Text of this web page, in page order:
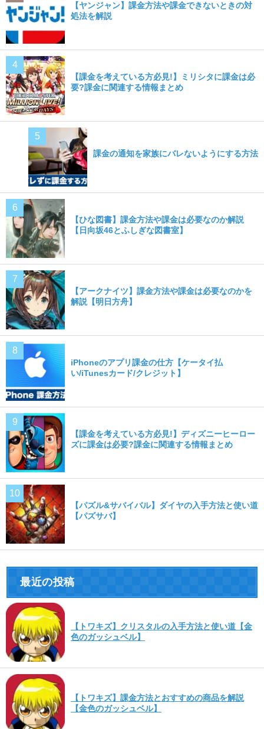
【ヤンジャン】課金方法や課金できないときの対
処法を解説
【課金を考えている方必見!】ミリシタに課金は必
要?課金に関連する情報まとめ
課金の通知を家族にバレないようにする方法
【ひな図書】課金方法や課金は必要なのか解説
【日向坂46とふしぎな図書室】
【アークナイツ】課金方法や課金は必要なのかを
解説【明日方舟】
iPhoneのアプリ課金の仕方【ケータイ払
い/iTunesカード/クレジット】
【課金を考えている方必見!】ディズニーヒーロー
ズに課金は必要?課金に関連する情報まとめ
【パズル&サバイバル】ダイヤの入手方法と使い道
【パズサバ】
最近の投稿
【トワキズ】クリスタルの入手方法と使い道【金
色のガッシュベル】
【トワキズ】課金方法とおすすめの商品を解説
【金色のガッシュベル】